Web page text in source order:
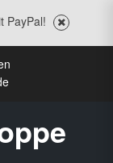
PayPal!